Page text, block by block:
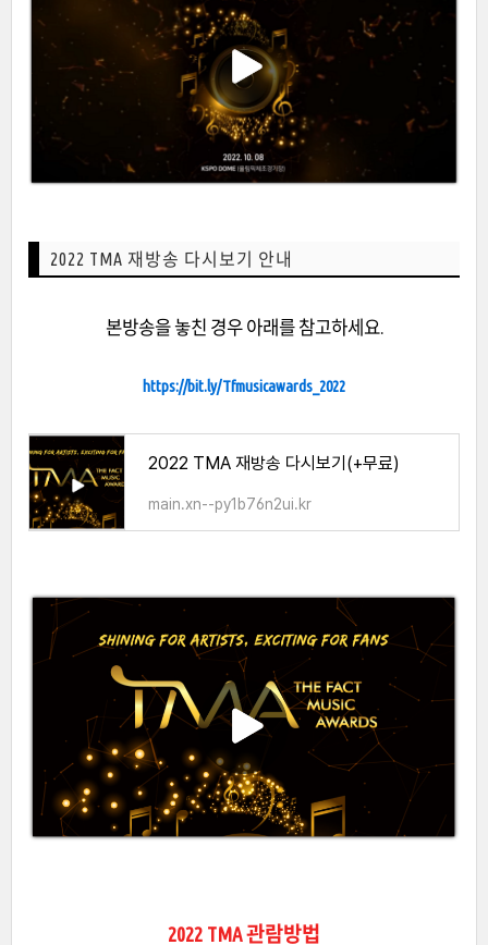
2022 TMA 재방송 다시보기 안내
본방송을 놓친 경우 아래를 참고하세요.
https://bit.ly/Tfmusicawards_2022
2022 TMA 재방송 다시보기(+무료)
main.xn--py1b76n2ui.kr
2022 TMA 관람방법